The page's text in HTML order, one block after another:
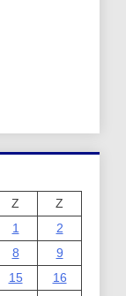
Z
Z
1
2
8
9
15
16